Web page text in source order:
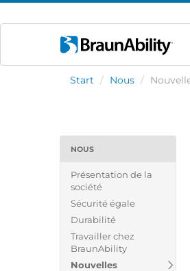
Start / Nous /
NOUS
Présentation de la
société
Sécurité égale
Durabilité
Travailler chez
BraunAbility
Nouvelles